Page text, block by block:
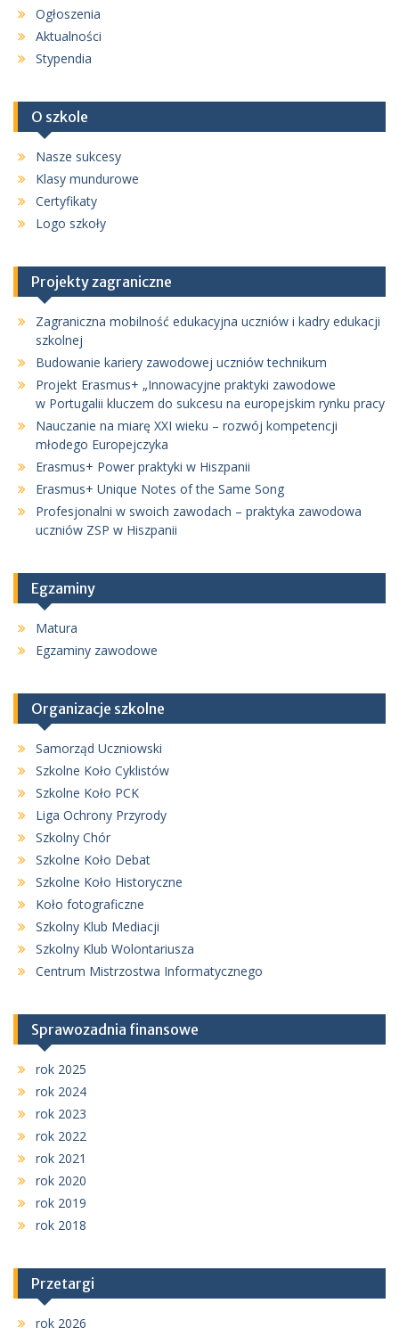
Ogłoszenia
Aktualności
Stypendia
O szkole
Nasze sukcesy
Klasy mundurowe
Certyfikaty
Logo szkoły
Projekty zagraniczne
Zagraniczna mobilność edukacyjna uczniów i kadry edukacji
szkolnej
Budowanie kariery zawodowej uczniów technikum
Projekt Erasmus+ „Innowacyjne praktyki zawodowe
w Portugalii kluczem do sukcesu na europejskim rynku pracy
Nauczanie na miarę XXI wieku – rozwój kompetencji
młodego Europejczyka
Erasmus+ Power praktyki w Hiszpanii
Erasmus+ Unique Notes of the Same Song
Profesjonalni w swoich zawodach – praktyka zawodowa
uczniów ZSP w Hiszpanii
Egzaminy
Matura
Egzaminy zawodowe
Organizacje szkolne
Samorząd Uczniowski
Szkolne Koło Cyklistów
Szkolne Koło PCK
Liga Ochrony Przyrody
Szkolny Chór
Szkolne Koło Debat
Szkolne Koło Historyczne
Koło fotograficzne
Szkolny Klub Mediacji
Szkolny Klub Wolontariusza
Centrum Mistrzostwa Informatycznego
Sprawozadnia finansowe
rok 2025
rok 2024
rok 2023
rok 2022
rok 2021
rok 2020
rok 2019
rok 2018
Przetargi
rok 2026